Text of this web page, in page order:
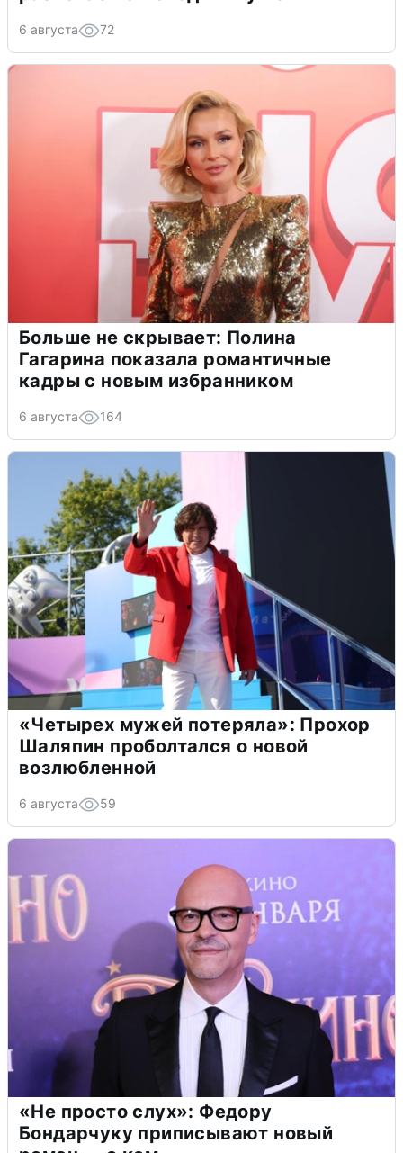
6 августа 72
Больше не скрывает: Полина
Гагарина показала романтичные
кадры с новым избранником
6 августа 164
«Четырех мужей потеряла»: Прохор
Шаляпин проболтался о новой
возлюбленной
6 августа 59
«Не просто слух»: Федору
Бондарчуку приписывают новый